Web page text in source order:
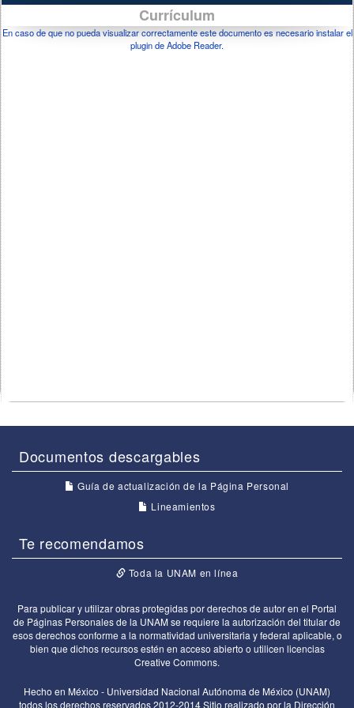
Currículum
En caso de que no pueda visualizar correctamente este documento es necesario instalar el
plugin de Adobe Reader.
Documentos descargables
Guía de actualización de la Página Personal
Lineamientos
Te recomendamos
Toda la UNAM en línea
Para publicar y utilizar obras protegidas por derechos de autor en el Portal
de Páginas Personales de la UNAM se requiere la autorización del titular de
esos derechos conforme a la normatividad universitaria y federal aplicable, o
bien que dichos recursos estén en acceso abierto o utilicen licencias
Creative Commons.
Hecho en México - Universidad Nacional Autónoma de México (UNAM)
todos los derechos reservados 2012-2014 Sitio realizado por la Dirección